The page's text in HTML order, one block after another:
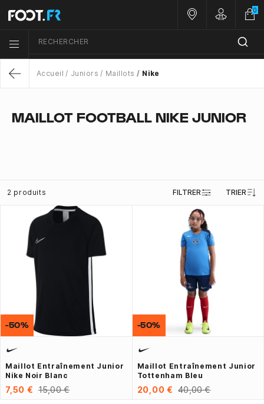
Menu list icon
RECHERCHER
Nos magasins
Customer
0
Accueil Juniors Maillots Nike
MAILLOT FOOTBALL NIKE JUNIOR
2 produits FILTRER TRIER
Maillot Entraînement Junior
Nike Noir Blanc
7,50 € 15,00 €
-50%
Maillot Entraînement Junior
Tottenham Bleu
20,00 € 40,00 €
-50%